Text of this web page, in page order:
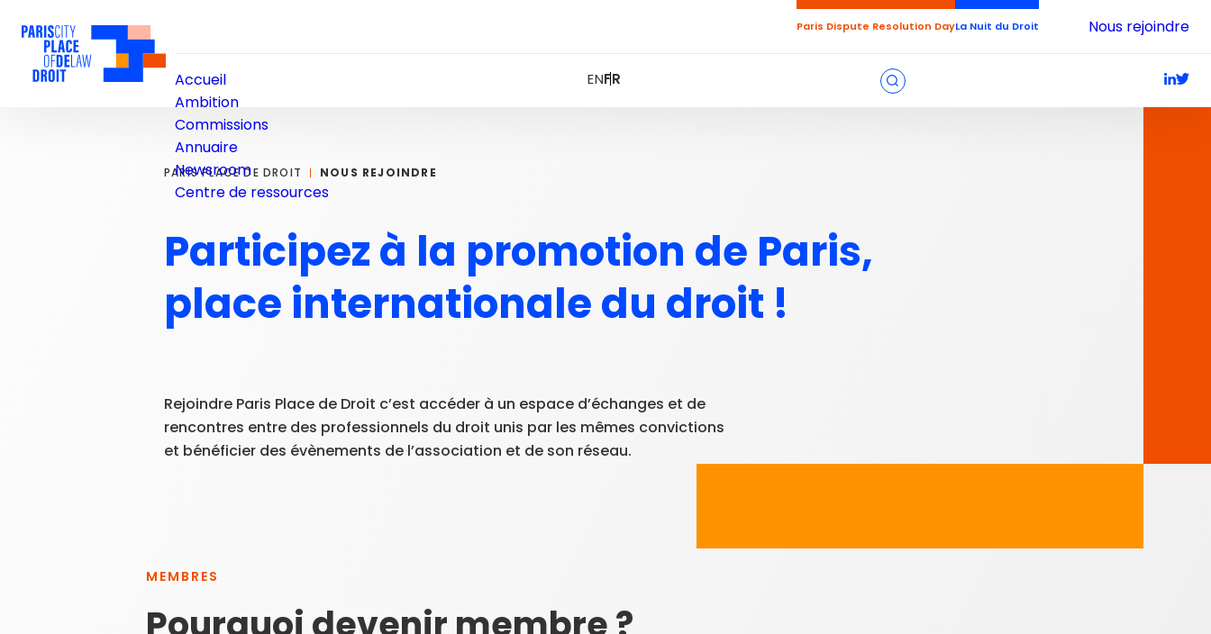
Paris Dispute Resolution DayLa Nuit du Droit Nous rejoindre
Accueil
Ambition
Commissions
Annuaire
Newsroom
Centre de ressources
ENFR
PARIS PLACE DE DROIT NOUS REJOINDRE
Participez à la promotion de Paris,
place internationale du droit !
Rejoindre Paris Place de Droit c’est accéder à un espace d’échanges et de
rencontres entre des professionnels du droit unis par les mêmes convictions
et bénéficier des évènements de l’association et de son réseau.
MEMBRES